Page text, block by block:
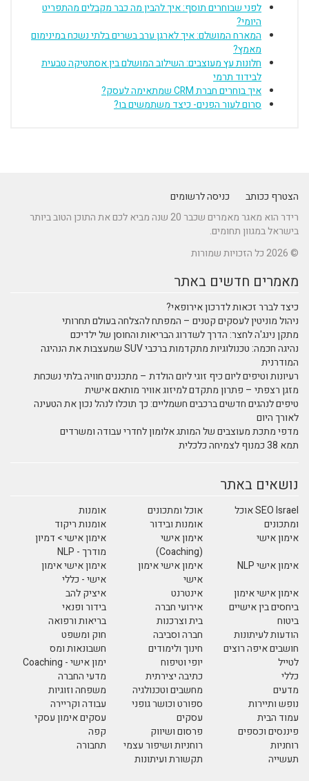
לפני שבוחרים תוסף: איך להבין מה כבר מקבלים מהתפריט
היומי?
המארח המושלם: איך לארגן ערב בשרים בלתי נשכח במינימום
מאמץ?
חלונות עץ מעוצבים: השילוב המושלם בין אסתטיקה טבעית
לבידוד תרמי
איך בוחרים חברת CRM שמתאימה לעסק?
סרום לעור הפנים- כיצד משתמשים בו?
הצטרף ככותב
כניסה לרשומים
רידר הוא מאגר מאמרים שכבר 20 שנה מביא לכם את התוכן הטוב ביותר
בישראל במגוון תחומים.
© 2026 כל הזכויות שמורות
מאמרים חדשים באתר
כיצד לברר זכאות לדרכון אירופאי?
ניהול מוניטין לעסקים קטנים – המפתח להצלחה בעולם תחרותי
מתקן נינג'ה לחצר: הדרך לשדרוג הבריאות והחוסן של ילדיכם
נהיגה חכמה: טכנולוגיות מתקדמות ברכבי SUV שמעצבות את הנהיגה
המודרנית
רעיונות וטיפים ליום כיף זוגי ליום הולדת – מתכננים חוויה בלתי נשכחת
מזגן רצפתי – פתרון מתקדם למיזוג אוויר מותאם אישית
טיפים לנהגים חדשים ברכבים חשמליים: כך תוכלו לנהל נכון את הטעינה
לאורך היום
מדפי מתכת מעוצבים של המותג אלומון לחדרי עבודה ומשרדים
תמא 38 כמנוף לצמיחה כלכלית
נושאים באתר
SEO Israel אוכל
ומתכונים
אוכל ומתכונים
אומנות
אומנות ובידור
אומנות ריקוד
אימון אישי
אימון אישי
(Coaching)
אימון אישי > דמיון
מודרך - NLP
אימון אישי NLP
אימון אישי אימון
אישי
אימון אישי אימון
אישי - כללי
אימון אישי אימון
ביחסים בין אישיים
אינטרנט
איציק להב
אירועי חברה
בידור ופנאי
ביטוח
בית וצרכנות
בריאות ורפואה
הודעות לעיתונות
חברה וסביבה
חוק ומשפט
חושבים איפה רוצים
לטייל
חינוך ולימודים
חשבונאות ומס
יופי וטיפוח
ימון אישי - Coaching
כללי
כתיבה יצירתית
מדעי החברה
מדעים
מחשבים וטכנולגיה
משפחה וזוגיות
נופש ותיירות
ספורט וכושר גופני
עבודה וקריירה
עמוד הבית
עסקים
עסקים אימון עסקי
פיננסים וכספים
פרסום ושיווק
קפה
רוחניות
רוחניות ושיפור עצמי
תחבורה
תעשייה
תקשורת ועיתונות